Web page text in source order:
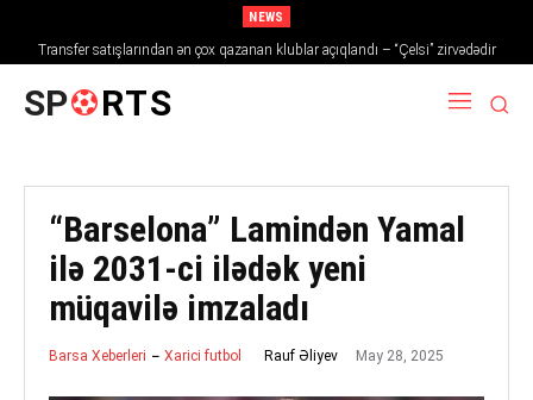
NEWS
Transfer satışlarından ən çox qazanan klublar açıqlandı – “Çelsi” zirvədədir
SP RTS
“Barselona” Lamindən Yamal
ilə 2031-ci ilədək yeni
müqavilə imzaladı
Barsa Xeberleri Xarici futbol Rauf Əliyev May 28, 2025